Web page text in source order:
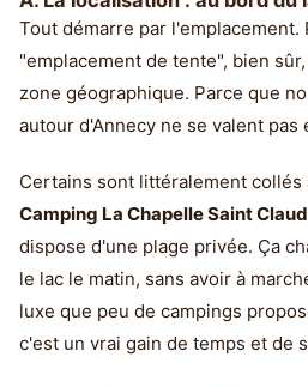
Tout démarre par l'emplacement.
"emplacement de tente", bien
zone géographique. Parce que
autour d'Annecy ne se valent pas
Certains sont littéralement collés
Camping La Chapelle Saint
dispose d'une plage privée. Ça
le lac le matin, sans avoir à
luxe que peu de campings
c'est un vrai gain de temps et de